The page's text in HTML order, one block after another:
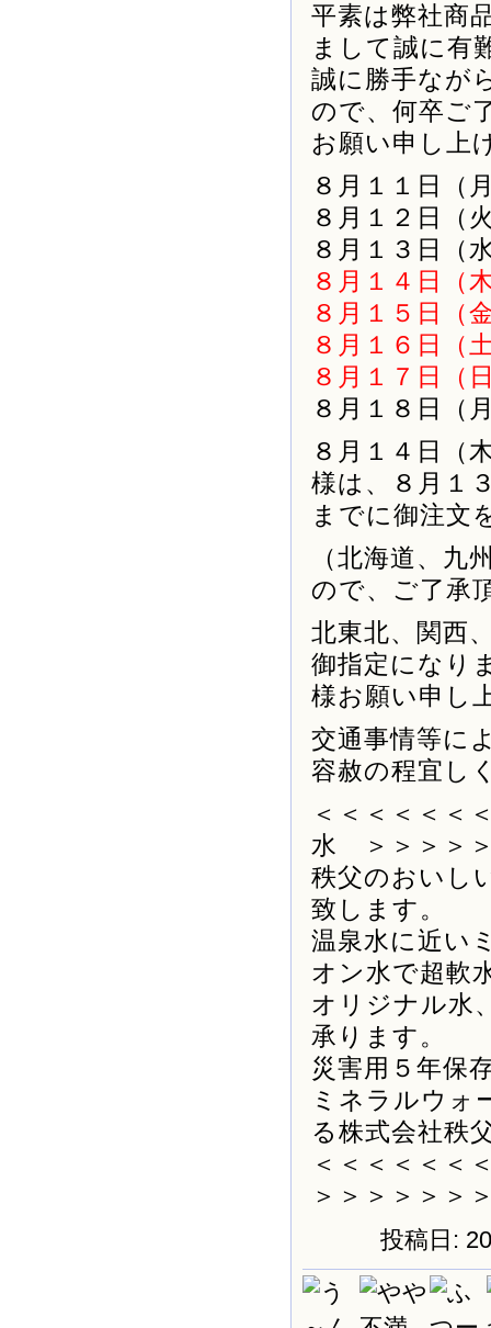
平素は弊社商
まして誠に有
誠に勝手なが
ので、何卒ご
お願い申し上
８月１１日（
８月１２日（
８月１３日（
８月１４日（
８月１５日（
８月１６日（
８月１７日（
８月１８日（
８月１４日（
様は、８月１
までに御注文
（北海道、九
ので、ご了承
北東北、関西
御指定になり
様お願い申し
交通事情等に
容赦の程宜し
＜＜＜＜＜
水 ＞＞＞＞
秩父のおいし
致します。
温泉水に近い
オン水で超軟
オリジナル水
承ります。
災害用５年保
ミネラルウォ
る株式会社秩
＜＜＜＜＜＜
＞＞＞＞＞＞
投稿日: